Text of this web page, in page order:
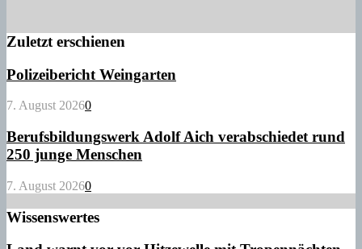
Zuletzt erschienen
Polizeibericht Weingarten
7. August 20260
Berufsbildungswerk Adolf Aich verabschiedet rund
250 junge Menschen
7. August 20260
Wissenswertes